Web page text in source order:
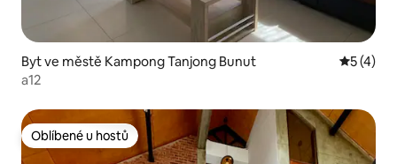
Byt ve městě Kampong Tanjong Bunut
5 (4)
a12
Oblíbené u hostů
Oblíbené u hostů